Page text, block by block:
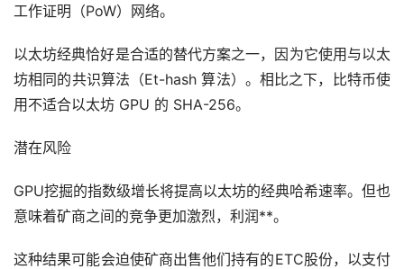
工作证明（PoW）网络。
以太坊经典恰好是合适的替代方案之一，因为它使用与以太
坊相同的共识算法（Et-hash 算法）。相比之下，
比特币使
用不适合以太坊 GPU 的 SHA-256。
潜在风险
GPU挖掘的指数级增长将提高以太坊的经典哈希速率。但也
意味着矿商之间的竞争更加激烈，利润**。
这种结果可能会迫使矿商出售他们持有的ETC股份，以支付